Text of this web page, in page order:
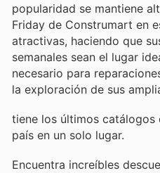
popularidad se mantiene
Friday de Construmart en
atractivas, haciendo que
semanales sean el lugar
necesario para
la exploración de sus
tiene los últimos catálogos
país en un solo lugar.
Encuentra increíbles